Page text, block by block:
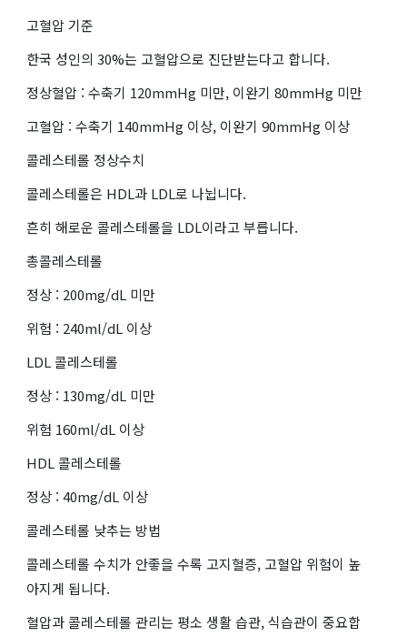
고혈압 기준
한국 성인의 30%는 고혈압으로 진단받는다고 합니다.
정상혈압 : 수축기 120mmHg 미만, 이완기 80mmHg 미만
고혈압 : 수축기 140mmHg 이상, 이완기 90mmHg 이상
콜레스테롤 정상수치
콜레스테롤은 HDL과 LDL로 나뉩니다.
흔히 해로운 콜레스테롤을 LDL이라고 부릅니다.
총콜레스테롤
정상 : 200mg/dL 미만
위험 : 240ml/dL 이상
LDL 콜레스테롤
정상 : 130mg/dL 미만
위험 160ml/dL 이상
HDL 콜레스테롤
정상 : 40mg/dL 이상
콜레스테롤 낮추는 방법
콜레스테롤 수치가 안좋을 수록 고지혈증, 고혈압 위험이 높
아지게 됩니다.
혈압과 콜레스테롤 관리는 평소 생활 습관, 식습관이 중요합